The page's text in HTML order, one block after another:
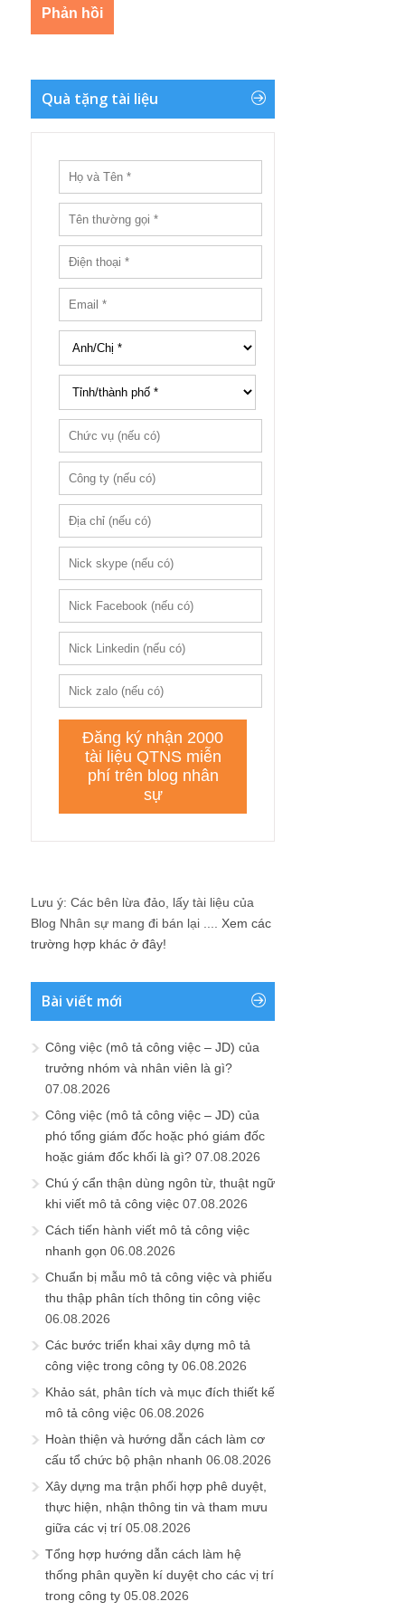
Quà tặng tài liệu
Lưu ý: Các bên lừa đảo, lấy tài liệu của
Blog Nhân sự mang đi bán lại .... Xem các
trường hợp khác ở đây!
Bài viết mới
Công việc (mô tả công việc – JD) của
trưởng nhóm và nhân viên là gì?
07.08.2026
Công việc (mô tả công việc – JD) của
phó tổng giám đốc hoặc phó giám đốc
hoặc giám đốc khối là gì? 07.08.2026
Chú ý cẩn thận dùng ngôn từ, thuật ngữ
khi viết mô tả công việc 07.08.2026
Cách tiến hành viết mô tả công việc
nhanh gọn 06.08.2026
Chuẩn bị mẫu mô tả công việc và phiếu
thu thập phân tích thông tin công việc
06.08.2026
Các bước triển khai xây dựng mô tả
công việc trong công ty 06.08.2026
Khảo sát, phân tích và mục đích thiết kế
mô tả công việc 06.08.2026
Hoàn thiện và hướng dẫn cách làm cơ
cấu tổ chức bộ phận nhanh 06.08.2026
Xây dựng ma trận phối hợp phê duyệt,
thực hiện, nhận thông tin và tham mưu
giữa các vị trí 05.08.2026
Tổng hợp hướng dẫn cách làm hệ
thống phân quyền kí duyệt cho các vị trí
trong công ty 05.08.2026